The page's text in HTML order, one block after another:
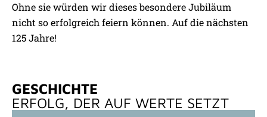
Ohne sie würden wir dieses besondere Jubiläum
nicht so erfolgreich feiern können. Auf die nächsten
125 Jahre!
GESCHICHTE
ERFOLG, DER AUF WERTE SETZT